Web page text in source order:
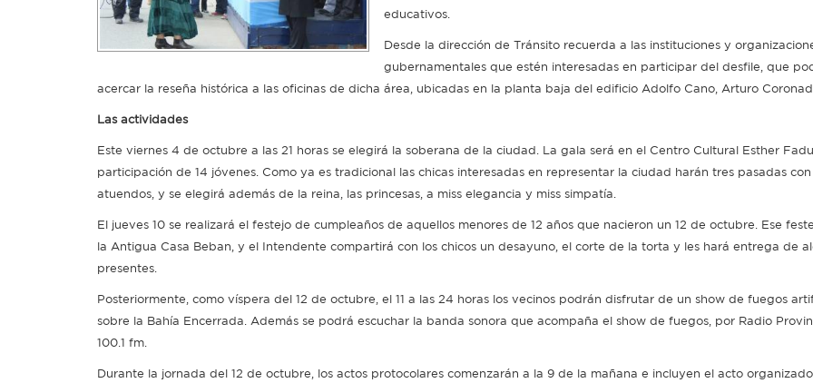
educativos.
Desde la dirección de Tránsito recuerda a las instituciones y
gubernamentales que estén interesadas en participar del desfile, que
acercar la reseña histórica a las oficinas de dicha área, ubicadas en la planta baja del edificio Adolfo Cano, Arturo
Las actividades
Este viernes 4 de octubre a las 21 horas se elegirá la soberana de la ciudad. La gala será en el Centro Cultural Esther
participación de 14 jóvenes. Como ya es tradicional las chicas interesadas en representar la ciudad harán tres pasadas
atuendos, y se elegirá además de la reina, las princesas, a miss elegancia y miss simpatía.
El jueves 10 se realizará el festejo de cumpleaños de aquellos menores de 12 años que nacieron un 12 de octubre. Ese
la Antigua Casa Beban, y el Intendente compartirá con los chicos un desayuno, el corte de la torta y les hará entrega de
presentes.
Posteriormente, como víspera del 12 de octubre, el 11 a las 24 horas los vecinos podrán disfrutar de un show de fuegos
sobre la Bahía Encerrada. Además se podrá escuchar la banda sonora que acompaña el show de fuegos, por Radio
100.1 fm.
Durante la jornada del 12 de octubre, los actos protocolares comenzarán a la 9 de la mañana e incluyen el acto